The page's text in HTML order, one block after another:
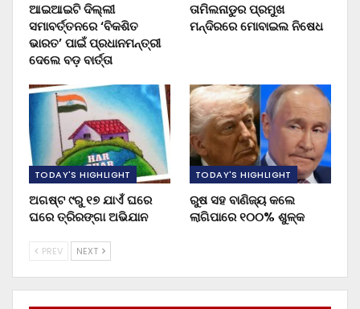
ଆଇଆଇଟି ଦିଲ୍ଲୀ
ସମାବର୍ତ୍ତନରେ ‘ବିକଶିତ
ଭାରତ’ ପାଇଁ ପ୍ରଧାନମନ୍ତ୍ରୀ
ଦେଲେ ବଡ଼ ବାର୍ତ୍ତା
ତାମିଲନାଡୁର ପ୍ରମୁଖ
ମନ୍ଦିରରେ ମୋବାଇଲ ନିଷେଧ
TODAY'S HIGHLIGHT
ଅଗଷ୍ଟ ୯ରୁ ୧୭ ଯାଏଁ ଘରେ
ଘରେ ତ୍ରିରଙ୍ଗା ଅଭିଯାନ
TODAY'S HIGHLIGHT
ରୁଷ ସହ ବାଣିଜ୍ୟ କଲେ
ଲାଗିପାରେ ୧୦୦% ଶୁଳ୍କ
PREV NEXT